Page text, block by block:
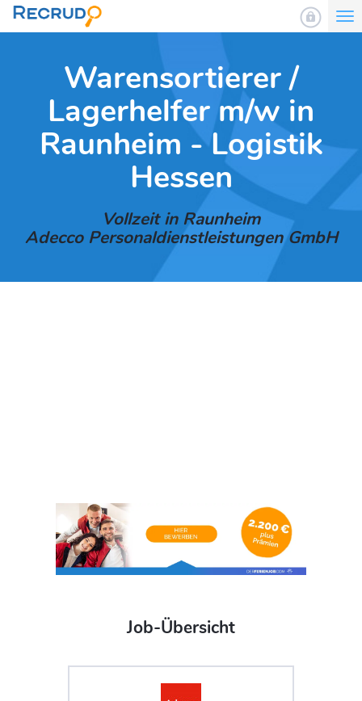
Warensortierer /
Lagerhelfer m/w in
Raunheim - Logistik
Hessen
Vollzeit in Raunheim
Adecco Personaldienstleistungen GmbH
Job-Übersicht